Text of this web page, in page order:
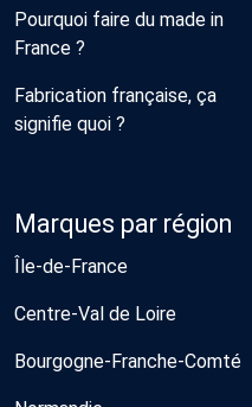
Pourquoi faire du made in
France ?
Fabrication française, ça
signifie quoi ?
Marques par région
Île-de-France
Centre-Val de Loire
Bourgogne-Franche-Comté